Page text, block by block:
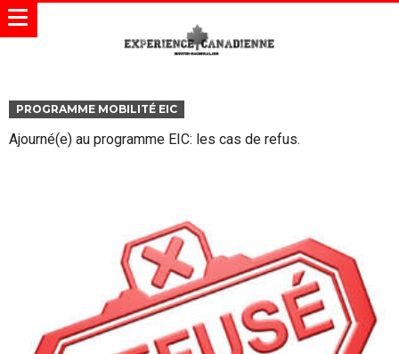
PROGRAMME MOBILITÉ EIC
Ajourné(e) au programme EIC: les cas de refus.